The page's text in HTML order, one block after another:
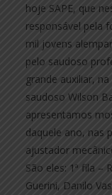
hoje SAPE, que
responsável pela
mil jovens
pelo saudoso
grande auxiliar,
saudoso Wilson
apresentamos
daquele ano, nas
ajustador
São eles: 1ª fila –
Guerini, Danilo